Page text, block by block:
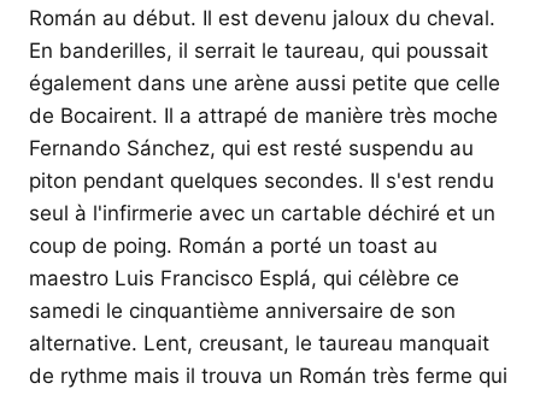
Román au début. Il est devenu jaloux du cheval.
En banderilles, il serrait le taureau, qui poussait
également dans une arène aussi petite que celle
de Bocairent. Il a attrapé de manière très moche
Fernando Sánchez, qui est resté suspendu au
piton pendant quelques secondes. Il s'est rendu
seul à l'infirmerie avec un cartable déchiré et un
coup de poing. Román a porté un toast au
maestro Luis Francisco Esplá, qui célèbre ce
samedi le cinquantième anniversaire de son
alternative. Lent, creusant, le taureau manquait
de rythme mais il trouva un Román très ferme qui